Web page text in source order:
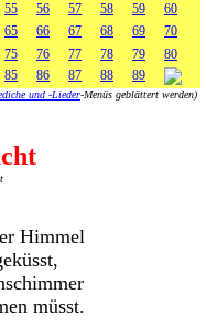
55 56 57 58 59
60
65 66 67 68 69
70
75 76 77 78 79
80
85 86 87 88 89
und -Lieder-Menüs geblättert werden)
Himmel
müsst.